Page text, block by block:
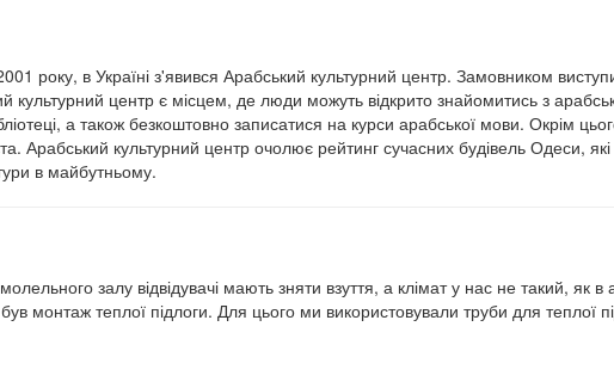
року, в Україні з'явився Арабський культурний центр. Замовником
культурний центр є місцем, де люди можуть відкрито знайомитись з
а також безкоштовно записатися на курси арабської мови. Окрім
Арабський культурний центр очолює рейтинг сучасних будівель Одеси,
в майбутньому.
залу відвідувачі мають зняти взуття, а клімат у нас не такий, як в
монтаж теплої підлоги. Для цього ми використовували труби для теплої